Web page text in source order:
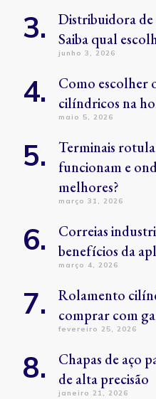
Distribuidora
Saiba qual
junho 3, 2026
Como escolher
cilíndricos na
maio 5, 2026
Terminais
funcionam e
melhores?
março 31, 2026
Correias
benefícios da
março 4, 2026
Rolamento
comprar com
fevereiro 25, 2026
Chapas de aço
de alta precisão
janeiro 21, 2026